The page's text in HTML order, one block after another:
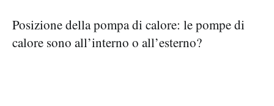
Posizione della pompa di calore: le pompe di
calore sono all’interno o all’esterno?